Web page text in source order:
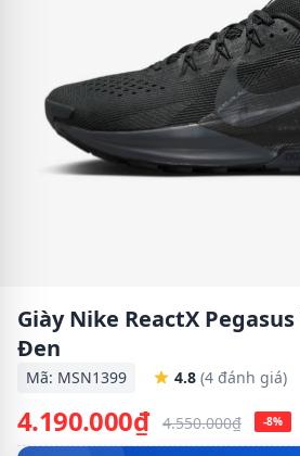
Giày Nike ReactX
Đen
Mã: MSN1399 4.8 (4 đánh giá)
4.190.000₫ 4.550.000₫ -8%